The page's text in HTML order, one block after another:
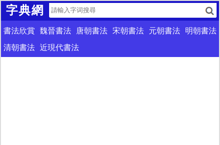
字典網
書法欣賞 魏晉書法 唐朝書法 宋朝書法 元朝書法
明朝書法
清朝書法 近現代書法